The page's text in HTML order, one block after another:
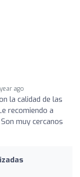
ago
la calidad de las
recomiendo a
muy cercanos